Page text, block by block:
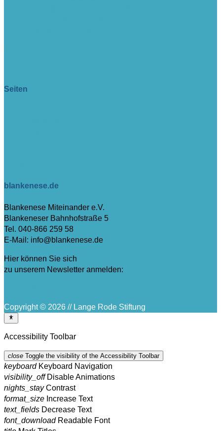
Seiten
blankenese.de
Blankenese Miteinander e.V.
Blankeneser Bahnhofstraße 5
Tel. 040-866 259 58
E-Mail: info@blankenese.de
Hier können Sie sich
zu unserem Newsletter anmelden:
Copyright © 2026 // Lange Rode Stiftung
Accessibility Toolbar
close Toggle the visibility of the Accessibility Toolbar
keyboard Keyboard Navigation
visibility_off Disable Animations
nights_stay Contrast
format_size Increase Text
text_fields Decrease Text
font_download Readable Font